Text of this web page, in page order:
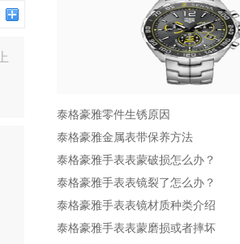
泰格豪雅零件生锈原因
泰格豪雅金属表带保养方法
泰格豪雅手表表蒙破损怎么办？
泰格豪雅手表表镜裂了怎么办？
泰格豪雅手表表镜材质种类介绍
泰格豪雅手表表蒙磨损或者摔坏